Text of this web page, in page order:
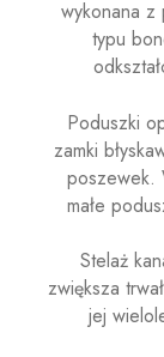
wykonana z
typu
Poduszki
zamki
poszewek.
małe
Stelaż
zwiększa
jej